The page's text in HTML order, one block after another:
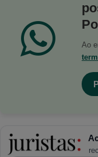
Ao